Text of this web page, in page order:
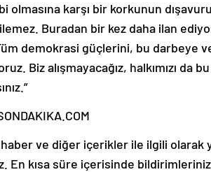
olmasına karşı bir korkunun
Buradan bir kez daha ilan
demokrasi güçlerini, bu darbeye
Biz alışmayacağız, halkımızı da
haber ve diğer içerikler ile ilgili
En kısa süre içerisinde